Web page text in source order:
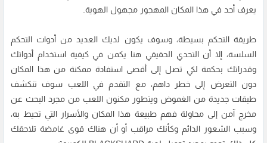
يعرف أحد في هذا المكان المهجور مجهول الهوية.
طريقة التحكم بسيطة، وسوف يكون لديك العديد من أدوات التحكم
السلسة، إلا أن التحدي الحقيقي هنا يكمن في كيفية استخدام أدواتك
وقدراتك بحكمة لكي تصل إلى أقصى استفادة ممكنة من هذا المكان
دون التعرض إلى خطر داهم، مع التقدم في اللعب سوف تنكشف
طبقات جديدة من الغموض ويتطور مكنون اللعب من مجرد البحث عن
مخرج آمن إلى محاولة فهم طبيعة هذا المكان والأسرار التي تحيط به،
وسبب الشعور الدائم وكأنك مراقب أو أن هناك قوى غامضة تلاحقك